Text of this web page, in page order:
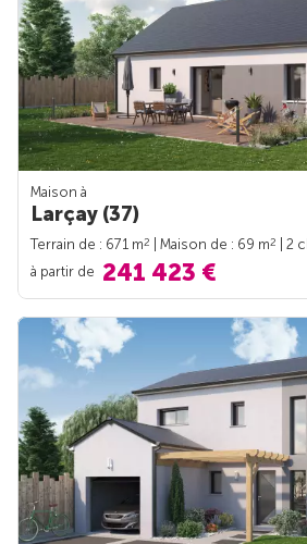
Maison à
Larçay (37)
Terrain de : 671 m2 | Maison de : 69 m2
| 2
à partir de 241 423 €